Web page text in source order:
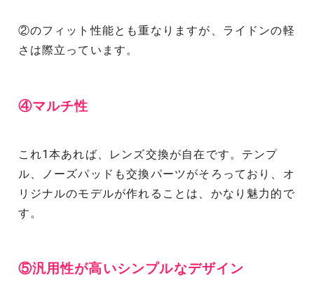
②のフィット性能とも重なりますが、ライドンの軽
さは際立っています。
④マルチ性
これ1本あれば、レンズ交換が自在です。テンプ
ル、ノーズパッドも交換パーツがそろっており、オ
リジナルのモデルが作れることは、かなり魅力的で
す。
⑤汎用性が高いシンプルなデザイン